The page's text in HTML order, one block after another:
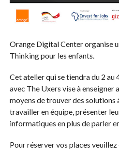
Orange Digital Center organise
Thinking pour les enfants.
Cet atelier qui se tiendra du 2
avec The Uxers vise à enseigner
moyens de trouver des solutions
travailler en équipe, présenter
informatiques en plus de parler
Pour réserver vos places